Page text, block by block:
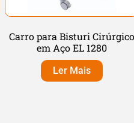
Carro para Bisturi Cirúrgico
em Aço EL 1280
Ler Mais